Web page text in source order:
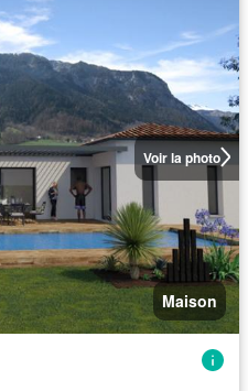
Voir la photo
Maison